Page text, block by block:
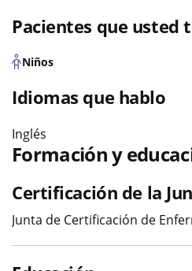
Pacientes que usted
Niños
Idiomas que hablo
Inglés
Formación y
Certificación de la
Junta de Certificación de